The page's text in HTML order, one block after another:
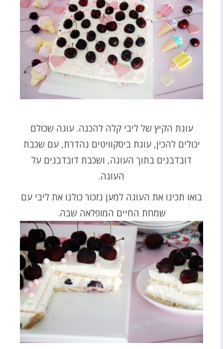
עוגת הקיץ של ליבי קלה להכנה. עוגה שכולם
יכולים להכין, עוגת ביסקוויטים נהדרת, עם שכבת
דובדבנים בתוך העוגה, ושכבת דובדבנים על
העוגה.
בואו תכינו את העוגה למען נזכור כולנו את ליבי עם
שמחת החיים המופלאה שבה.